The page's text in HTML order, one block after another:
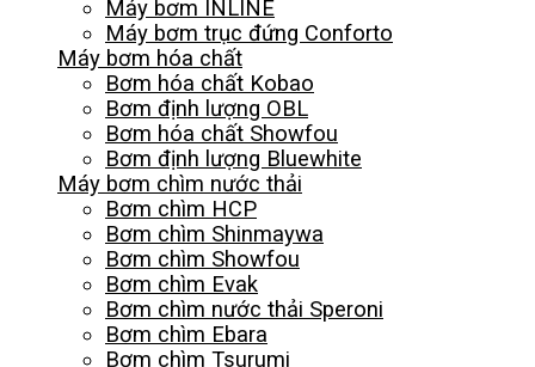
Máy bơm INLINE
Máy bơm trục đứng Conforto
Máy bơm hóa chất
Bơm hóa chất Kobao
Bơm định lượng OBL
Bơm hóa chất Showfou
Bơm định lượng Bluewhite
Máy bơm chìm nước thải
Bơm chìm HCP
Bơm chìm Shinmaywa
Bơm chìm Showfou
Bơm chìm Evak
Bơm chìm nước thải Speroni
Bơm chìm Ebara
Bơm chìm Tsurumi